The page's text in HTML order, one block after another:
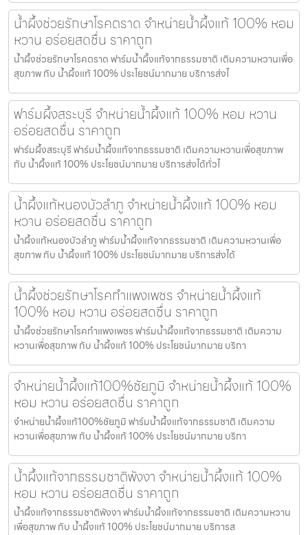
น้ำผึ้งช่วยรักษาโรคตราด จำหน่ายน้ำผึ้งแท้ 100% หอม
หวาน อร่อยสดชื่น ราคาถูก
น้ำผึ้งช่วยรักษาโรคตราด ฟาร์มน้ำผึ้งแท้จากธรรมชาติ เติมความหวานเพื่อ
สุขภาพ กับ น้ำผึ้งแท้ 100% ประโยชน์มากมาย บริการส่งไ
ฟาร์มผึ้งสระบุรี จำหน่ายน้ำผึ้งแท้ 100% หอม หวาน
อร่อยสดชื่น ราคาถูก
ฟาร์มผึ้งสระบุรี ฟาร์มน้ำผึ้งแท้จากธรรมชาติ เติมความหวานเพื่อสุขภาพ
กับ น้ำผึ้งแท้ 100% ประโยชน์มากมาย บริการส่งได้ทั่วไ
น้ำผึ้งแท้หนองบัวลำภู จำหน่ายน้ำผึ้งแท้ 100% หอม
หวาน อร่อยสดชื่น ราคาถูก
น้ำผึ้งแท้หนองบัวลำภู ฟาร์มน้ำผึ้งแท้จากธรรมชาติ เติมความหวานเพื่อ
สุขภาพ กับ น้ำผึ้งแท้ 100% ประโยชน์มากมาย บริการส่งได้
น้ำผึ้งช่วยรักษาโรคกำแพงเพชร จำหน่ายน้ำผึ้งแท้
100% หอม หวาน อร่อยสดชื่น ราคาถูก
น้ำผึ้งช่วยรักษาโรคกำแพงเพชร ฟาร์มน้ำผึ้งแท้จากธรรมชาติ เติมความ
หวานเพื่อสุขภาพ กับ น้ำผึ้งแท้ 100% ประโยชน์มากมาย บริกา
จำหน่ายน้ำผึ้งแท้100%ชัยภูมิ จำหน่ายน้ำผึ้งแท้ 100%
หอม หวาน อร่อยสดชื่น ราคาถูก
จำหน่ายน้ำผึ้งแท้100%ชัยภูมิ ฟาร์มน้ำผึ้งแท้จากธรรมชาติ เติมความ
หวานเพื่อสุขภาพ กับ น้ำผึ้งแท้ 100% ประโยชน์มากมาย บริกา
น้ำผึ้งแท้จากธรรมชาติพังงา จำหน่ายน้ำผึ้งแท้ 100%
หอม หวาน อร่อยสดชื่น ราคาถูก
น้ำผึ้งแท้จากธรรมชาติพังงา ฟาร์มน้ำผึ้งแท้จากธรรมชาติ เติมความหวาน
เพื่อสุขภาพ กับ น้ำผึ้งแท้ 100% ประโยชน์มากมาย บริการส